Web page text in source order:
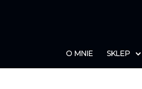
O MNIE SKLEP